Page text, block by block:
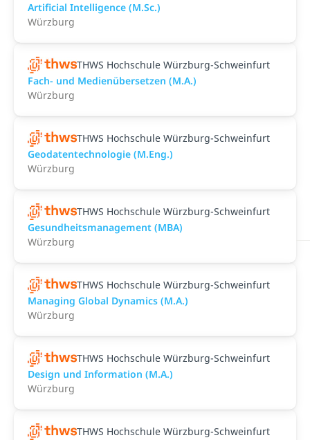
Artificial Intelligence (M.Sc.)
Würzburg
THWS Hochschule Würzburg-Schweinfurt
Fach- und Medienübersetzen (M.A.)
Würzburg
THWS Hochschule Würzburg-Schweinfurt
Geodatentechnologie (M.Eng.)
Würzburg
THWS Hochschule Würzburg-Schweinfurt
Gesundheitsmanagement (MBA)
Würzburg
THWS Hochschule Würzburg-Schweinfurt
Managing Global Dynamics (M.A.)
Würzburg
THWS Hochschule Würzburg-Schweinfurt
Design und Information (M.A.)
Würzburg
THWS Hochschule Würzburg-Schweinfurt